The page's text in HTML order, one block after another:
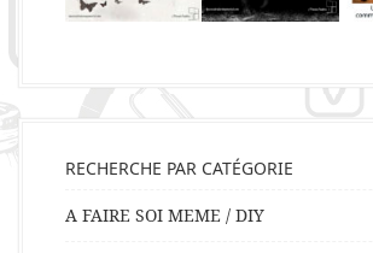
RECHERCHE PAR CATÉGORIE
A FAIRE SOI MEME / DIY